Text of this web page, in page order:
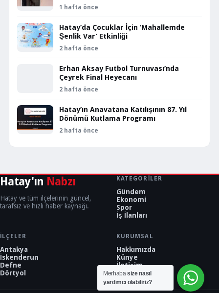
1 hafta önce
Hatay’da Çocuklar İçin ‘Mahallemde
Şenlik Var’ Etkinliği
2 hafta önce
Erhan Aksay Futbol Turnuvası’nda
Çeyrek Final Heyecanı
2 hafta önce
Hatay’ın Anavatana Katılışının 87. Yıl
Dönümü Kutlama Programı
2 hafta önce
Hatay'ın Nabzı
Hatay ve tüm ilçelerinin güncel,
tarafsız ve hızlı haber kaynağı.
KATEGORILER
Gündem
Ekonomi
Spor
İş İlanları
İLÇELER
Antakya
İskenderun
Defne
Dörtyol
KURUMSAL
Hakkımızda
Künye
İletişim
Merhabasize nasıl
yardımcı olabiliriz?